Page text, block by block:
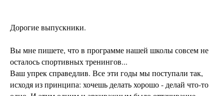
Дорогие выпускники.
Вы мне пишете, что в программе нашей школы совсем не
осталось спортивных тренингов...
Ваш упрек справедлив. Все эти годы мы поступали так,
исходя из принципа: хочешь делать хорошо - делай что-то